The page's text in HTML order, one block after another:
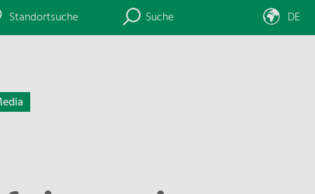
Standortsuche Suche DE